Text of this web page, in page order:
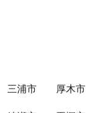
三浦市 厚木市